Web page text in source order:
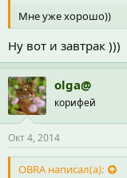
Мне уже хорошо))
Ну вот и завтрак )))
olga@
корифей
Окт 4, 2014
OBRA написал(а):